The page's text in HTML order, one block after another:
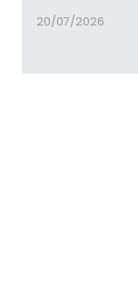
20/07/2026